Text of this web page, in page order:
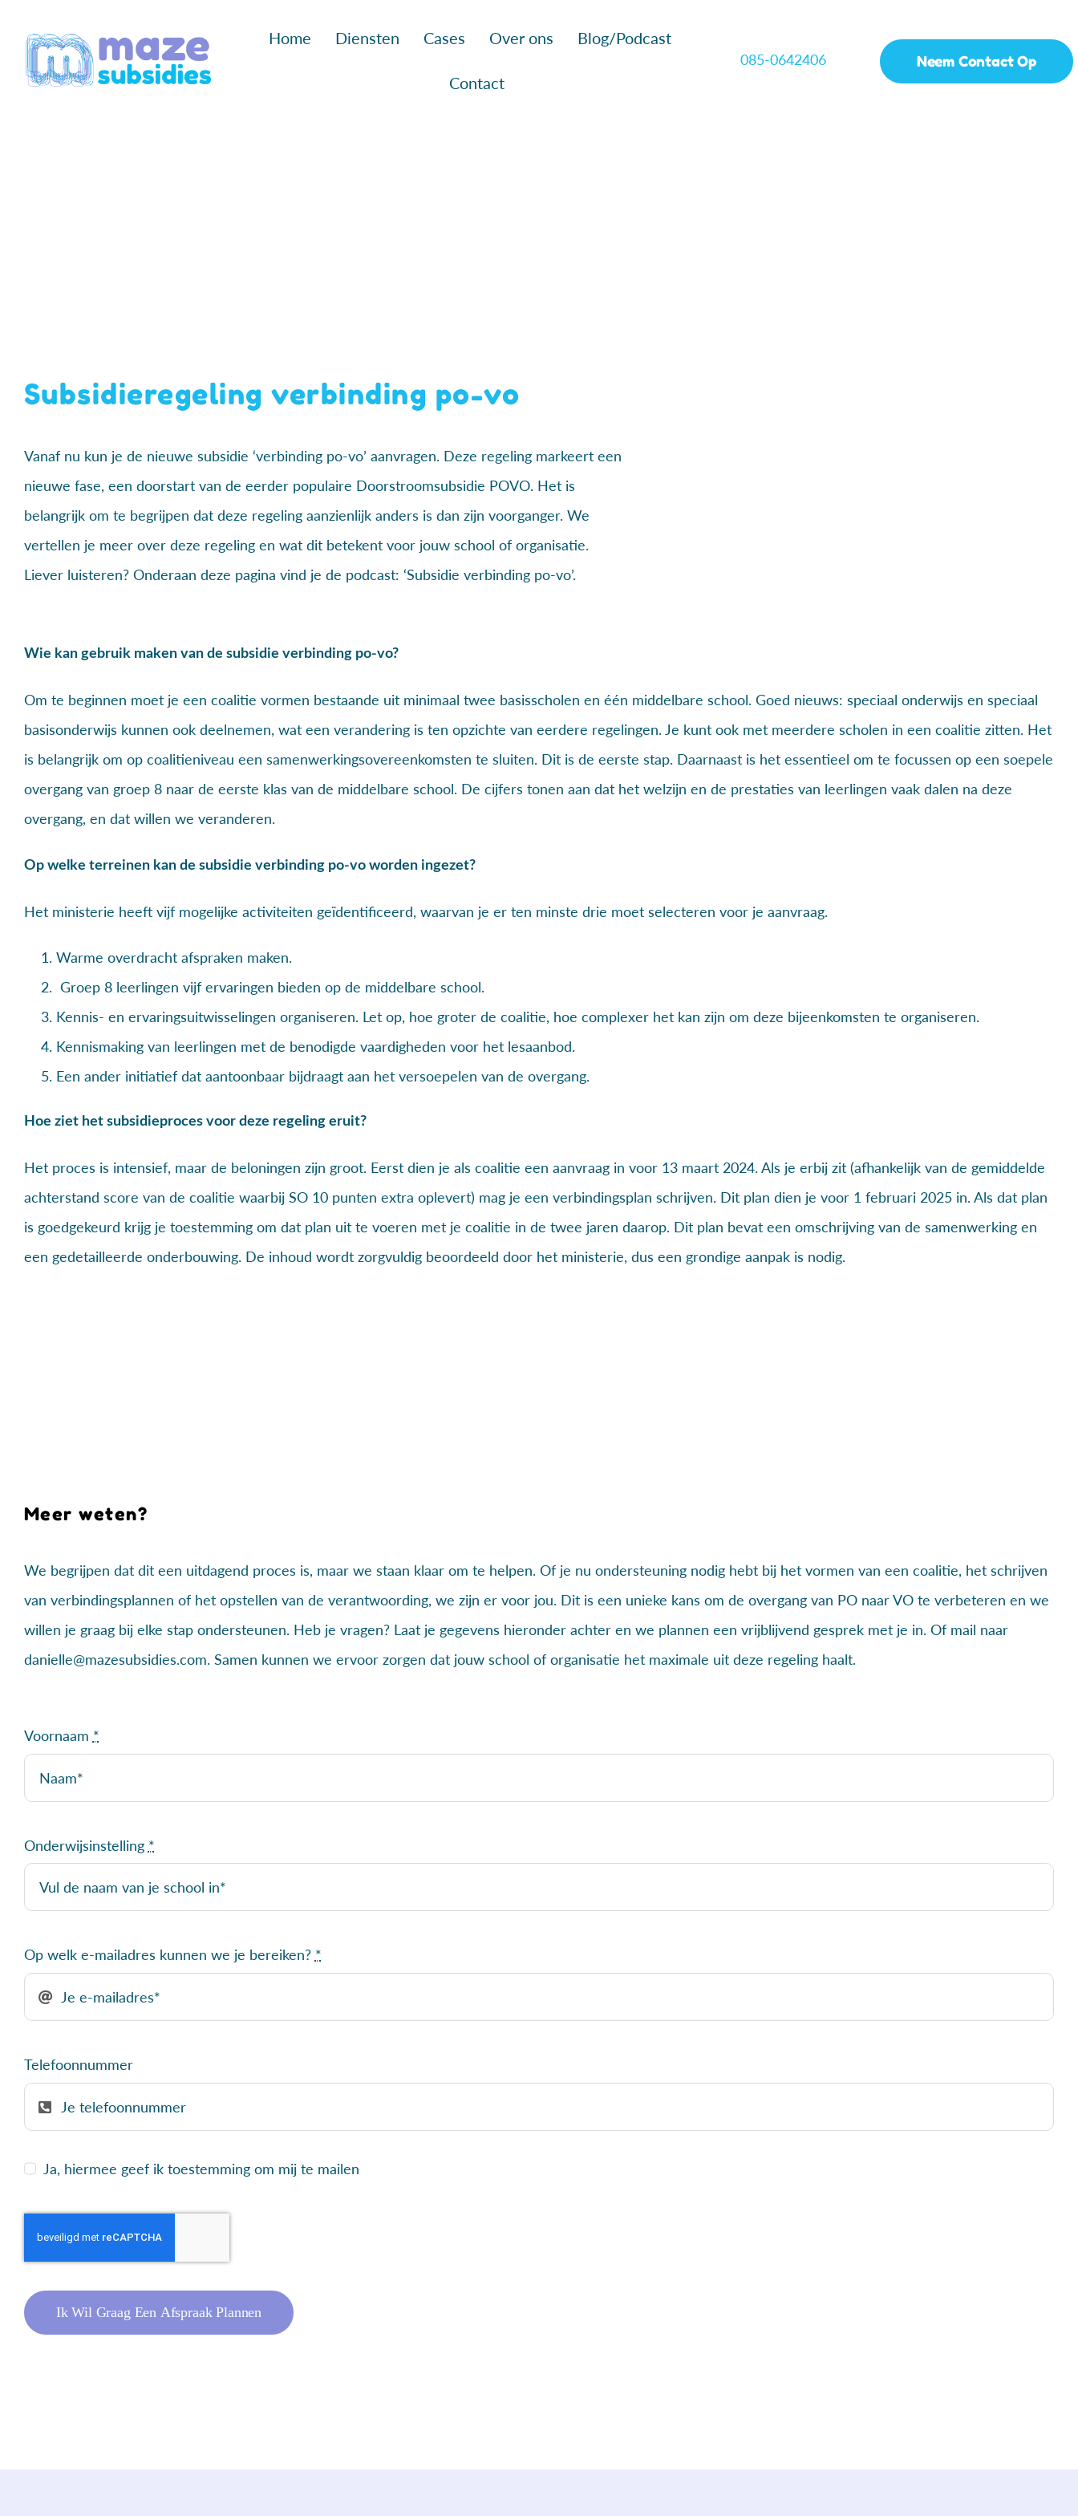
naar
inhoud
Home Diensten Cases Over ons Blog/Podcast
Contact
085-0642406 Neem Contact Op
Subsidieregeling verbinding po-vo
Vanaf nu kun je de nieuwe subsidie ‘verbinding po-vo’ aanvragen. Deze regeling markeert een
nieuwe fase, een doorstart van de eerder populaire Doorstroomsubsidie POVO. Het is
belangrijk om te begrijpen dat deze regeling aanzienlijk anders is dan zijn voorganger. We
vertellen je meer over deze regeling en wat dit betekent voor jouw school of organisatie.
Liever luisteren? Onderaan deze pagina vind je de podcast: ‘Subsidie verbinding po-vo’.
Wie kan gebruik maken van de subsidie verbinding po-vo?
Om te beginnen moet je een coalitie vormen bestaande uit minimaal twee basisscholen en één middelbare school. Goed nieuws: speciaal onderwijs en speciaal
basisonderwijs kunnen ook deelnemen, wat een verandering is ten opzichte van eerdere regelingen. Je kunt ook met meerdere scholen in een coalitie zitten. Het
is belangrijk om op coalitieniveau een samenwerkingsovereenkomsten te sluiten. Dit is de eerste stap. Daarnaast is het essentieel om te focussen op een soepele
overgang van groep 8 naar de eerste klas van de middelbare school. De cijfers tonen aan dat het welzijn en de prestaties van leerlingen vaak dalen na deze
overgang, en dat willen we veranderen.
Op welke terreinen kan de subsidie verbinding po-vo worden ingezet?
Het ministerie heeft vijf mogelijke activiteiten geïdentificeerd, waarvan je er ten minste drie moet selecteren voor je aanvraag.
Warme overdracht afspraken maken.
Groep 8 leerlingen vijf ervaringen bieden op de middelbare school.
Kennis- en ervaringsuitwisselingen organiseren. Let op, hoe groter de coalitie, hoe complexer het kan zijn om deze bijeenkomsten te organiseren.
Kennismaking van leerlingen met de benodigde vaardigheden voor het lesaanbod.
Een ander initiatief dat aantoonbaar bijdraagt aan het versoepelen van de overgang.
Hoe ziet het subsidieproces voor deze regeling eruit?
Het proces is intensief, maar de beloningen zijn groot. Eerst dien je als coalitie een aanvraag in voor 13 maart 2024. Als je erbij zit (afhankelijk van de gemiddelde
achterstand score van de coalitie waarbij SO 10 punten extra oplevert) mag je een verbindingsplan schrijven. Dit plan dien je voor 1 februari 2025 in. Als dat plan
is goedgekeurd krijg je toestemming om dat plan uit te voeren met je coalitie in de twee jaren daarop. Dit plan bevat een omschrijving van de samenwerking en
een gedetailleerde onderbouwing. De inhoud wordt zorgvuldig beoordeeld door het ministerie, dus een grondige aanpak is nodig.
Meer weten?
We begrijpen dat dit een uitdagend proces is, maar we staan klaar om te helpen. Of je nu ondersteuning nodig hebt bij het vormen van een coalitie, het schrijven
van verbindingsplannen of het opstellen van de verantwoording, we zijn er voor jou. Dit is een unieke kans om de overgang van PO naar VO te verbeteren en we
willen je graag bij elke stap ondersteunen. Heb je vragen? Laat je gegevens hieronder achter en we plannen een vrijblijvend gesprek met je in. Of mail naar
danielle@mazesubsidies.com. Samen kunnen we ervoor zorgen dat jouw school of organisatie het maximale uit deze regeling haalt.
Voornaam *
Onderwijsinstelling *
Op welk e-mailadres kunnen we je bereiken? *
Telefoonnummer
Ja, hiermee geef ik toestemming om mij te mailen
Ik Wil Graag Een Afspraak Plannen